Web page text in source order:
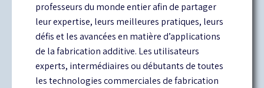
professeurs du monde entier afin de partager
leur expertise, leurs meilleures pratiques, leurs
défis et les avancées en matière d’applications
de la fabrication additive. Les utilisateurs
experts, intermédiaires ou débutants de toutes
les technologies commerciales de fabrication